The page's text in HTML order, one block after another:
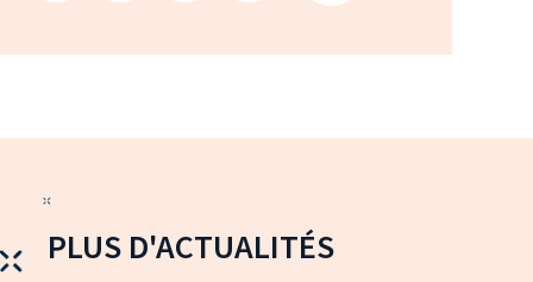
PLUS D'ACTUALITÉS